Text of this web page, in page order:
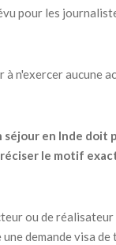
pour les
à n'exercer aucune
en Inde
le motif
ou de réalisateur
demande visa de